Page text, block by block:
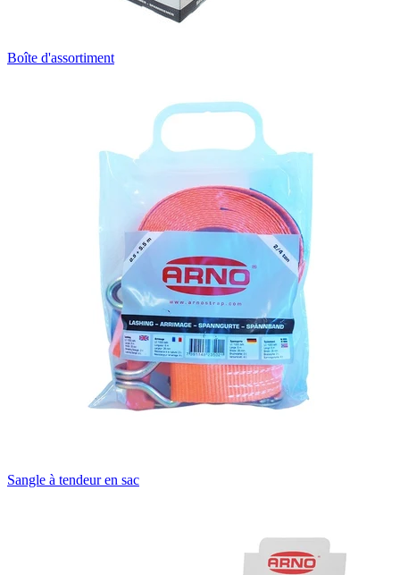
Boîte d'assortiment
Sangle à tendeur en sac